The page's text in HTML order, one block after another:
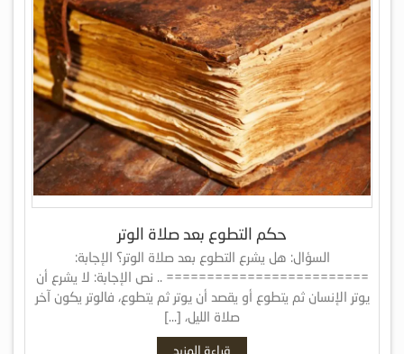
حكم التطوع بعد صلاة الوتر
السؤال: هل يشرع التطوع بعد صلاة الوتر؟ الإجابة:
========================= .. نص الإجابة: لا يشرع أن
يوتر الإنسان ثم يتطوع أو يقصد أن يوتر ثم يتطوع، فالوتر يكون آخر
صلاة الليل، […]
قراءة المزيد